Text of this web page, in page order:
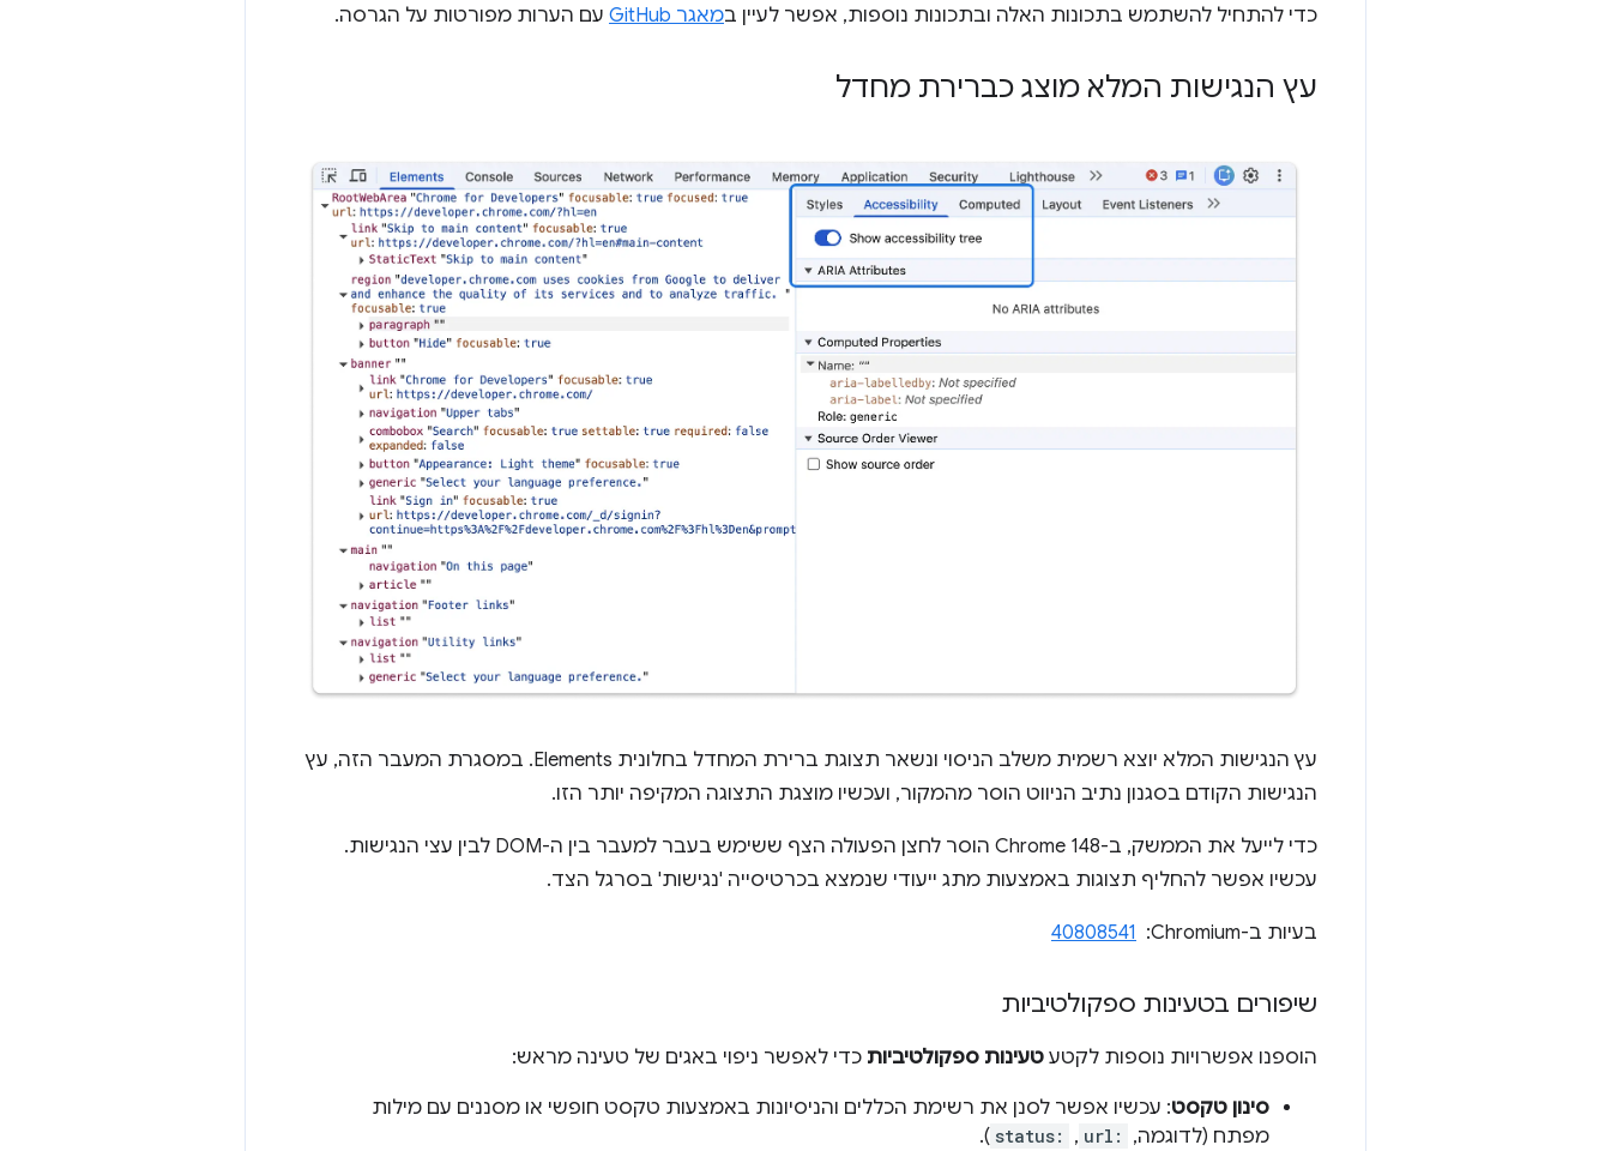
כדי להתחיל להשתמש בתכונות האלה ובתכונות נוספות, אפשר לעיין במאגר GitHub עם הערות מפורטות על הגרסה.
עץ הנגישות המלא מוצג כברירת מחדל
עץ הנגישות המלא יוצא רשמית משלב הניסוי ונשאר תצוגת ברירת המחדל בחלונית Elements. במסגרת המעבר הזה, עץ
הנגישות הקודם בסגנון נתיב הניווט הוסר מהמקור, ועכשיו מוצגת התצוגה המקיפה יותר הזו.
כדי לייעל את הממשק, ב-Chrome 148 הוסר לחצן הפעולה הצף ששימש בעבר למעבר בין ה-DOM לבין עצי הנגישות.
עכשיו אפשר להחליף תצוגות באמצעות מתג ייעודי שנמצא בכרטיסייה 'נגישות' בסרגל הצד.
בעיות ב-Chromium: ‏ 40808541
שיפורים בטעינות ספקולטיביות
הוספנו אפשרויות נוספות לקטע טעינות ספקולטיביות כדי לאפשר ניפוי באגים של טעינה מראש:
סינון טקסט: עכשיו אפשר לסנן את רשימת הכללים והניסיונות באמצעות טקסט חופשי או מסננים עם מילות
מפתח (לדוגמה,
url:
,
status:
).